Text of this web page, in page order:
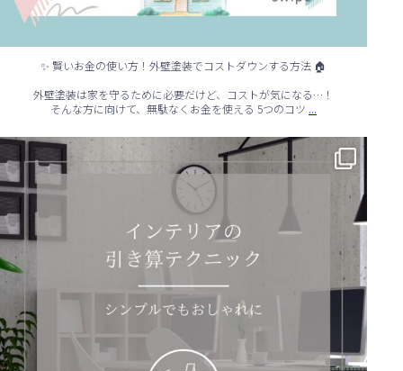
✨ 賢いお金の使い方！外壁塗装でコストダウンする方法 🏠
外壁塗装は家を守るために必要だけど、コストが気になる…！
そんな方に向けて、無駄なくお金を使える 5つのコツ ...
✨ シンプルでもおしゃれ！インテリアの引き算テクニック ✨
...